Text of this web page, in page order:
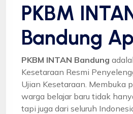
PKBM
Bandung
PKBM INTAN Bandung
Kesetaraan Resmi
Ujian Kesetaraan. Membuka
warga belajar baru tidak
tapi juga dari seluruh